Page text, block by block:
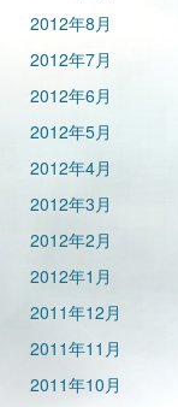
2012年8月
2012年7月
2012年6月
2012年5月
2012年4月
2012年3月
2012年2月
2012年1月
2011年12月
2011年11月
2011年10月